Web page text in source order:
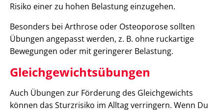
Risiko einer zu hohen Belastung einzugehen.
Besonders bei Arthrose oder Osteoporose sollten
Übungen angepasst werden, z. B. ohne ruckartige
Bewegungen oder mit geringerer Belastung.
Gleichgewichtsübungen
Auch Übungen zur Förderung des Gleichgewichts
können das Sturzrisiko im Alltag verringern. Wenn Du